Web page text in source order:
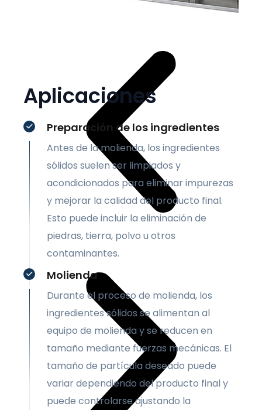
Aplicaciones
Preparación de los ingredientes
Antes de la molienda, los ingredientes
sólidos suelen ser limpiados y
acondicionados para eliminar impurezas
y mejorar la calidad del producto final.
Esto puede incluir la eliminación de
piedras, tierra, polvo u otros
contaminantes.
Molienda
Durante el proceso de molienda, los
ingredientes sólidos se alimentan al
equipo de molienda y se reducen en
tamaño mediante fuerzas mecánicas. El
tamaño de partícula deseado puede
variar dependiendo del producto final y
puede controlarse ajustando la